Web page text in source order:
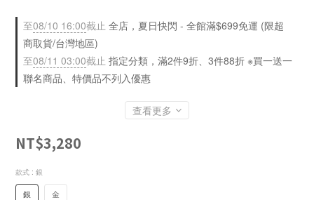
至08/10 16:00截止 全店，夏日快閃 - 全館滿$699免運 (限超
商取貨/台灣地區)
至08/11 03:00截止 指定分類，滿2件9折、3件88折 ※買一送一
聯名商品、特價品不列入優惠
查看更多
NT$3,280
款式 : 銀
銀 金